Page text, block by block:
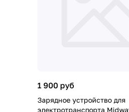
1 900 руб
Зарядное устройство для
электротранспорта